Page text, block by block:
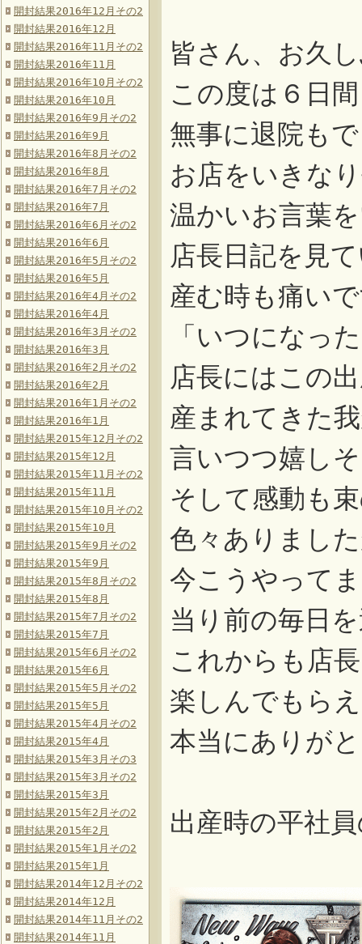
開封結果2016年12月その2
開封結果2016年12月
開封結果2016年11月その2
開封結果2016年11月
開封結果2016年10月その2
開封結果2016年10月
開封結果2016年9月その2
開封結果2016年9月
開封結果2016年8月その2
開封結果2016年8月
開封結果2016年7月その2
開封結果2016年7月
開封結果2016年6月その2
開封結果2016年6月
開封結果2016年5月その2
開封結果2016年5月
開封結果2016年4月その2
開封結果2016年4月
開封結果2016年3月その2
開封結果2016年3月
開封結果2016年2月その2
開封結果2016年2月
開封結果2016年1月その2
開封結果2016年1月
開封結果2015年12月その2
開封結果2015年12月
開封結果2015年11月その2
開封結果2015年11月
開封結果2015年10月その2
開封結果2015年10月
開封結果2015年9月その2
開封結果2015年9月
開封結果2015年8月その2
開封結果2015年8月
開封結果2015年7月その2
開封結果2015年7月
開封結果2015年6月その2
開封結果2015年6月
開封結果2015年5月その2
開封結果2015年5月
開封結果2015年4月その2
開封結果2015年4月
開封結果2015年3月その3
開封結果2015年3月その2
開封結果2015年3月
開封結果2015年2月その2
開封結果2015年2月
開封結果2015年1月その2
開封結果2015年1月
開封結果2014年12月その2
開封結果2014年12月
開封結果2014年11月その2
開封結果2014年11月
皆さん、お久
この度は６日
無事に退院も
お店をいきな
温かいお言葉
店長日記を見
産む時も痛い
「いつになっ
店長にはこの
産まれてきた
言いつつ嬉し
そして感動も
色々ありまし
今こうやって
当り前の毎日
これからも店
楽しんでもら
本当にありが
出産時の平社